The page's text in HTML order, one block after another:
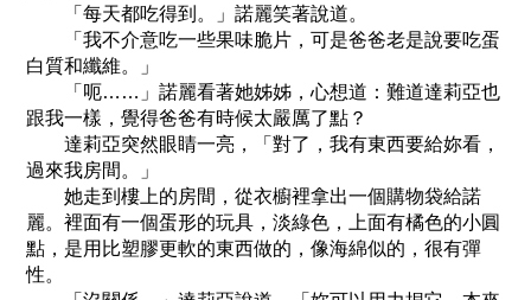
「每天都吃得到。」諾麗笑著說道。
「我不介意吃一些果味脆片，可是爸爸老是說要吃蛋
白質和纖維。」
「呃……」諾麗看著她姊姊，心想道：難道達莉亞也
跟我一樣，覺得爸爸有時候太嚴厲了點？
達莉亞突然眼睛一亮，「對了，我有東西要給妳看，
過來我房間。」
她走到樓上的房間，從衣櫥裡拿出一個購物袋給諾
麗。裡面有一個蛋形的玩具，淡綠色，上面有橘色的小圓
點，是用比塑膠更軟的東西做的，像海綿似的，很有彈
性。